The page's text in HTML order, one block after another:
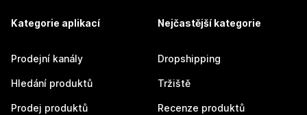
Kategorie aplikací
Prodejní kanály
Hledání produktů
Prodej produktů
Nejčastější kategorie
Dropshipping
Tržiště
Recenze produktů